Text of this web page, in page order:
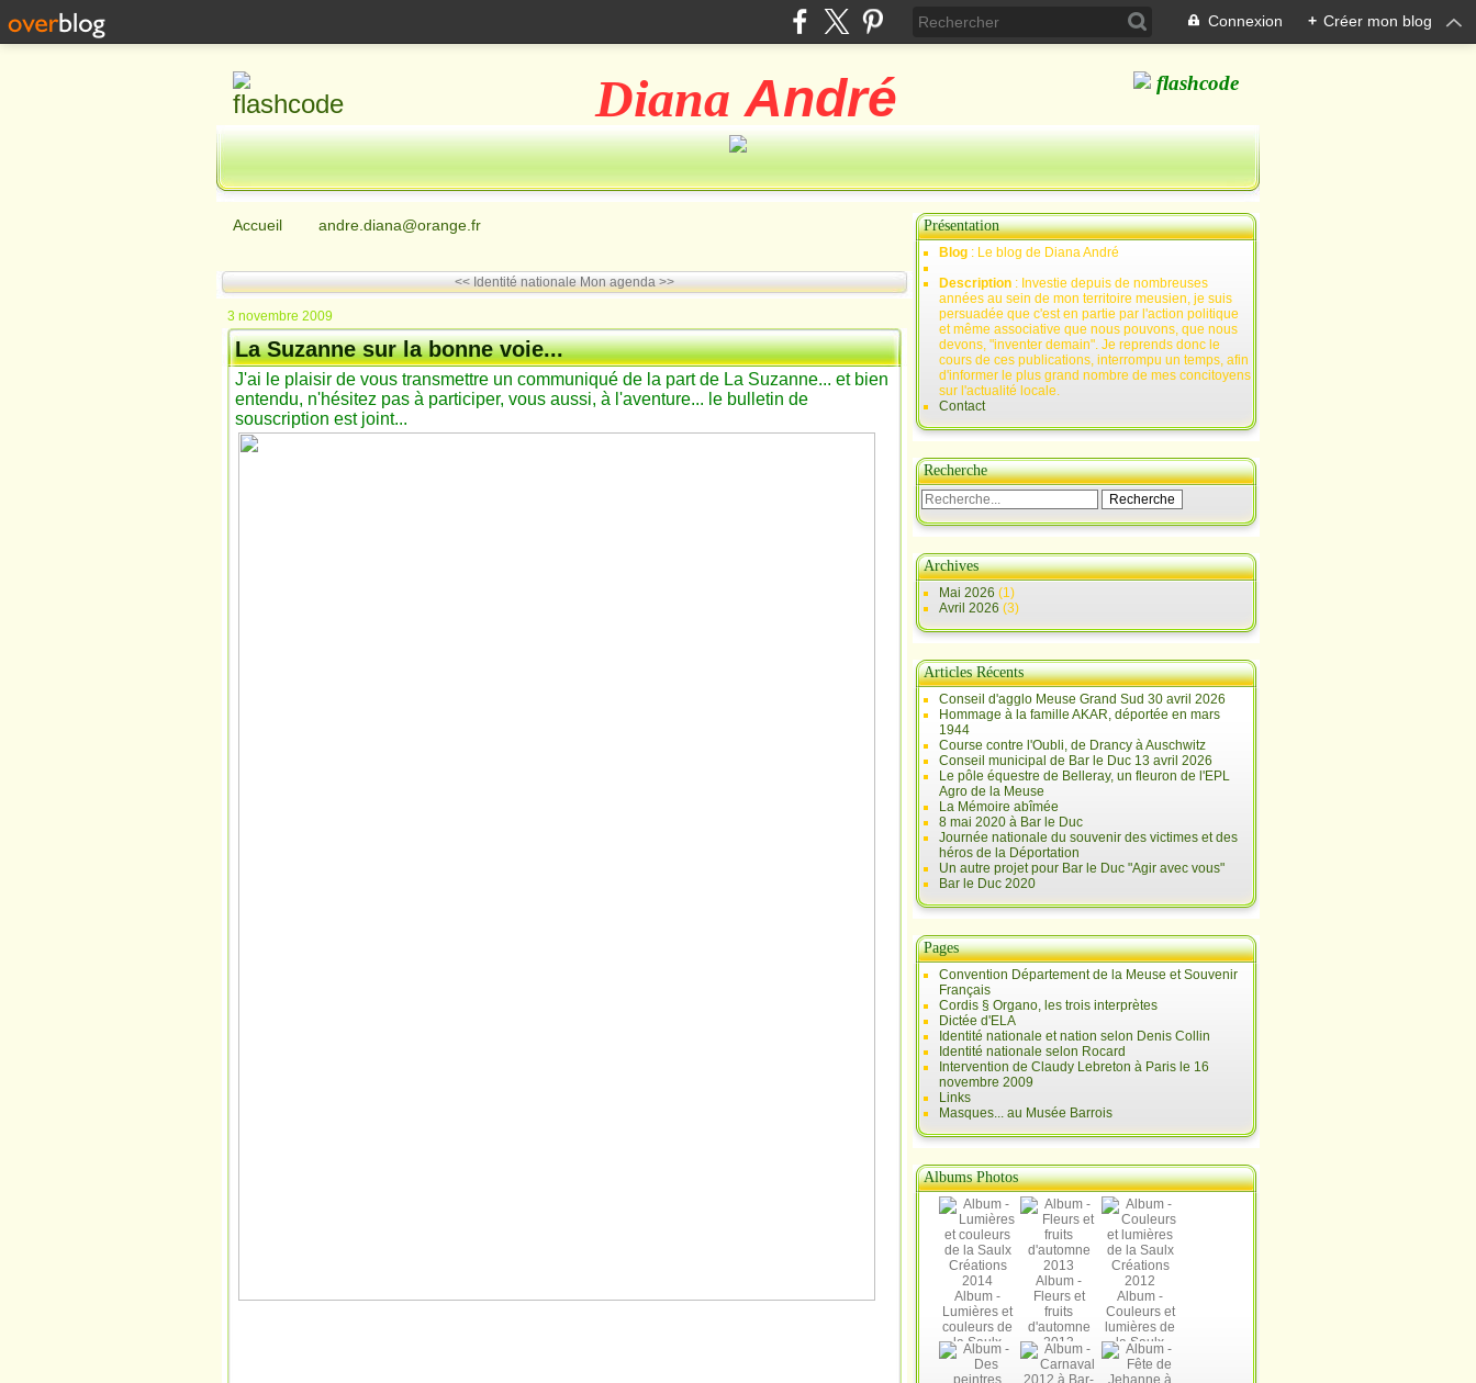
Connexion + Créer mon blog
Diana André
Accueil andre.diana@orange.fr
<< Identité nationale Mon agenda >>
3 novembre 2009
La Suzanne sur la bonne voie...
J'ai le plaisir de vous transmettre un communiqué de la part de La Suzanne... et bien
entendu, n'hésitez pas à participer, vous aussi, à l'aventure... le bulletin de
souscription est joint...
Présentation
Blog : Le blog de Diana André
Description : Investie depuis de nombreuses
années au sein de mon territoire meusien, je suis
persuadée que c'est en partie par l'action politique
et même associative que nous pouvons, que nous
devons, "inventer demain". Je reprends donc le
cours de ces publications, interrompu un temps, afin
d'informer le plus grand nombre de mes concitoyens
sur l'actualité locale.
Contact
Recherche
Archives
Mai 2026 (1)
Avril 2026 (3)
Articles Récents
Conseil d'agglo Meuse Grand Sud 30 avril 2026
Hommage à la famille AKAR, déportée en mars
1944
Course contre l'Oubli, de Drancy à Auschwitz
Conseil municipal de Bar le Duc 13 avril 2026
Le pôle équestre de Belleray, un fleuron de l'EPL
Agro de la Meuse
La Mémoire abîmée
8 mai 2020 à Bar le Duc
Journée nationale du souvenir des victimes et des
héros de la Déportation
Un autre projet pour Bar le Duc "Agir avec vous"
Bar le Duc 2020
Pages
Convention Département de la Meuse et Souvenir
Français
Cordis § Organo, les trois interprètes
Dictée d'ELA
Identité nationale et nation selon Denis Collin
Identité nationale selon Rocard
Intervention de Claudy Lebreton à Paris le 16
novembre 2009
Links
Masques... au Musée Barrois
Albums Photos
Album -
Lumières et
couleurs de
la Saulx
Créations
2014
Album -
Fleurs et
fruits
d'automne
2013
Album -
Couleurs et
lumières de
la Saulx
Créations
2012